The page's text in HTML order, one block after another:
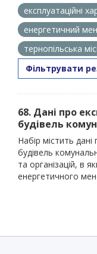
експлуатаційні
енергетичний
тернопільська
Фільтрувати
68. Дані про
будівель
Набір містить дані
будівель
та організацій, в
енергетичного